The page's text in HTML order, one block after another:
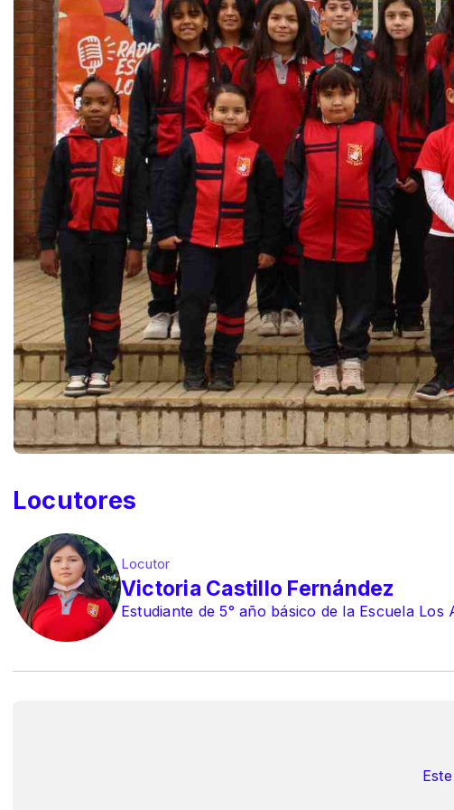
Locutores
Locutor
Victoria Castillo Fernández
Estudiante de 5° año básico de la Escuela Los